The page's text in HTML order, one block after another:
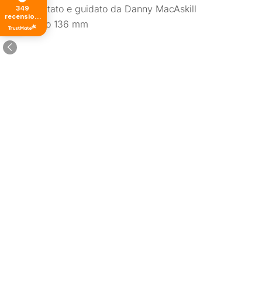
Progettato e guidato da Danny MacAskill
Blocco 136 mm
349
recensioni
di tutti i
tempi